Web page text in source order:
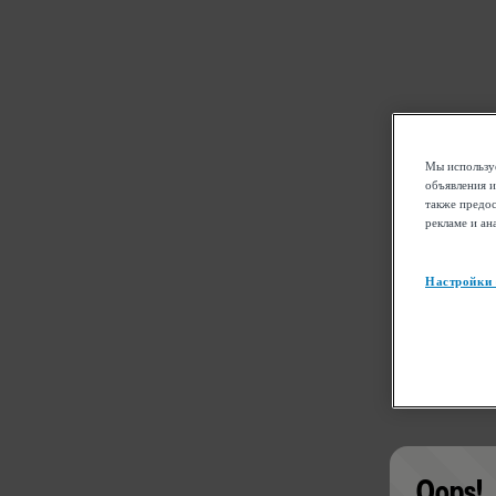
Мы
объявления
также
рекламе и